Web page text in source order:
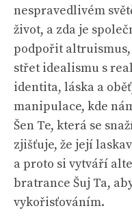
nespravedlivém
život, a zda je
podpořit
střet idealismu s
identita, láska a
manipulace, kde
Šen Te, která se
zjišťuje, že její
a proto si vytváří
bratrance Šuj Ta,
vykořisťováním.